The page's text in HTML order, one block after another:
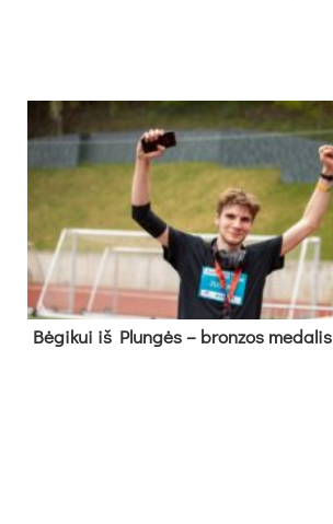
Bė­gi­kui iš Plun­gės – bron­zos me­da­lis